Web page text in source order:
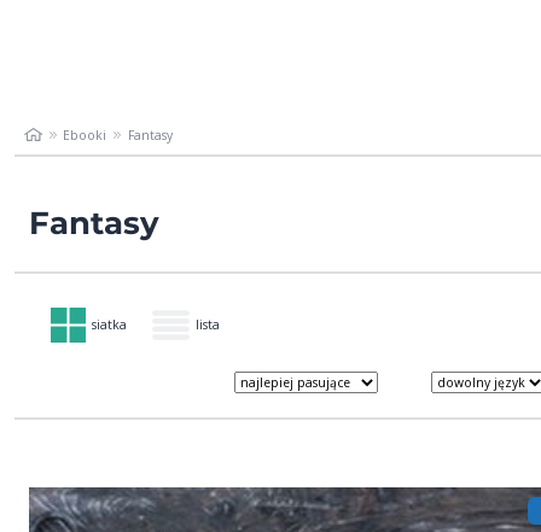
Ebooki Fantasy
Fantasy
siatka lista